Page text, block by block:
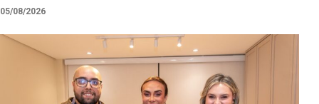
05/08/2026